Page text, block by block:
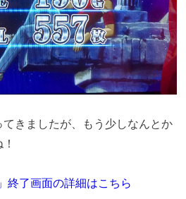
きましたが、もう少しなんとか
終了画面の詳細はこちら